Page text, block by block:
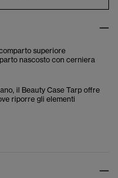
superiore
nascosto con cerniera
il Beauty Case Tarp offre
riporre gli elementi